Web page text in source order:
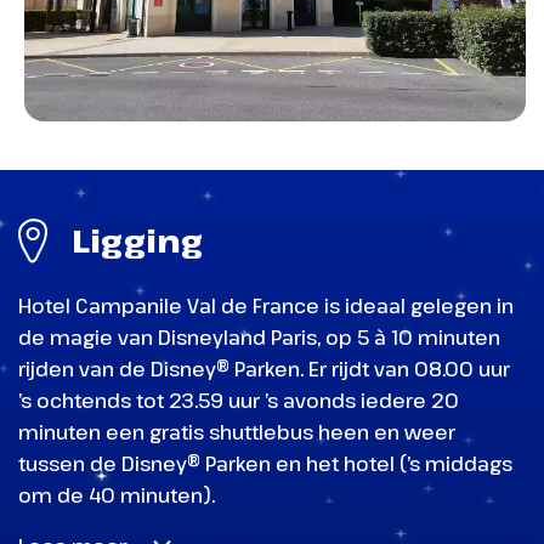
Ligging
Hotel Campanile Val de France is ideaal gelegen in
de magie van Disneyland Paris, op 5 à 10 minuten
rijden van de Disney® Parken. Er rijdt van 08.00 uur
’s ochtends tot 23.59 uur ’s avonds iedere 20
minuten een gratis shuttlebus heen en weer
tussen de Disney® Parken en het hotel (’s middags
om de 40 minuten).
land vol spanning en geheimen!
Disneyland Park - Meet & Greet Captain Hook
Frontierland
Een stad van de cowboys in het Wilde
World of Frozen
World Premiere Plaza
een plek vol verhalen, shows en
avonturen